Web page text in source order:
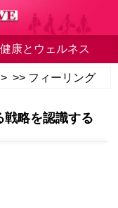
健康とウェルネス
> >> フィーリング
戦略を認識する